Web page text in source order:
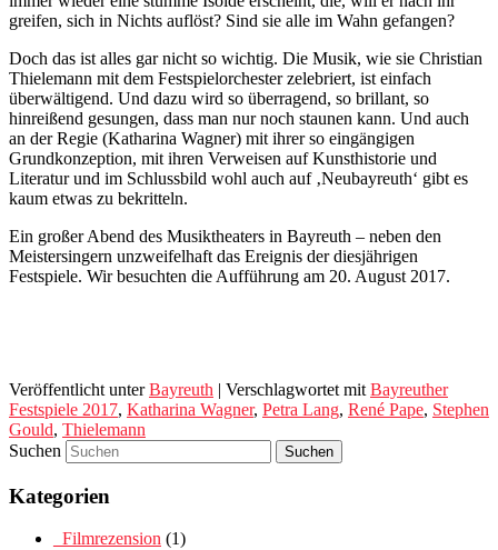
greifen, sich in Nichts auflöst? Sind sie alle im Wahn gefangen?
Doch das ist alles gar nicht so wichtig. Die Musik, wie sie Christian
Thielemann mit dem Festspielorchester zelebriert, ist einfach
überwältigend. Und dazu wird so überragend, so brillant, so
hinreißend gesungen, dass man nur noch staunen kann. Und auch
an der Regie (Katharina Wagner) mit ihrer so eingängigen
Grundkonzeption, mit ihren Verweisen auf Kunsthistorie und
Literatur und im Schlussbild wohl auch auf ‚Neubayreuth‘ gibt es
kaum etwas zu bekritteln.
Ein großer Abend des Musiktheaters in Bayreuth – neben den
Meistersingern unzweifelhaft das Ereignis der diesjährigen
Festspiele. Wir besuchten die Aufführung am 20. August 2017.
Veröffentlicht unter Bayreuth | Verschlagwortet mit Bayreuther
Festspiele 2017, Katharina Wagner, Petra Lang, René Pape, Stephen
Gould, Thielemann
Suchen
Kategorien
_Filmrezension (1)